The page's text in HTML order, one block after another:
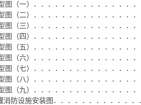
图（一）．．．．．．．．．．．．．．
图（二）．．．．．．．．．．．．．．
图（三）．．．．．．．．．．．．．．
图（四）．．．．．．．．．．．．．．
图（五）．．．．．．．．．．．．．．
图（六）．．．．．．．．．．．．．．
图（七）．．．．．．．．．．．．．．
图（八）．．．．．．．．．．．．．．
图（九）．．．．．．．．．．．．．．
消防设施安装图．．．．．．．．．．．．